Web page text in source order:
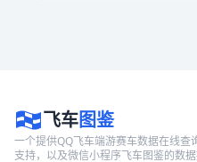
飞车图鉴
一个提供QQ飞车端游赛车数据在线
支持，以及微信小程序飞车图鉴的数据